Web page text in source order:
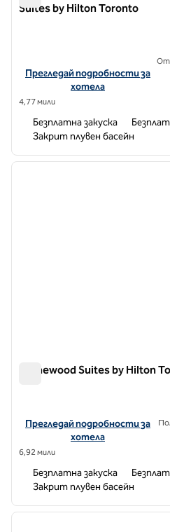
Suites by Hilton Toronto
Вижте подробности за
Прегледай подробности за
хотела
4,77 мили
Безплатна закуска
Закрит плувен басейн
1 от 13
Homewood Suites by Hilton
Вижте подробности за
Прегледай подробности за
хотела
6,92 мили
Безплатна закуска
Закрит плувен басейн
1 от 12